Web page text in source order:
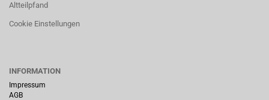
Altteilpfand
Cookie Einstellungen
INFORMATION
Impressum
AGB